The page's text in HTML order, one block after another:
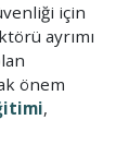
için
ayrımı
önem
,